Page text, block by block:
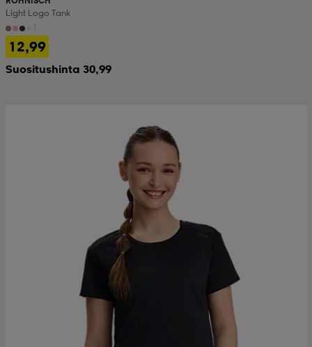
Light Logo Tank
12,99
Suositushinta 30,99